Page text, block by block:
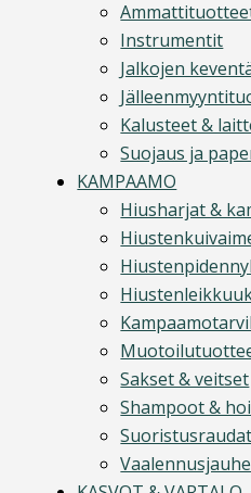
Instrumentit
Jalkojen
Kalusteet &
Suojaus ja
KAMPAAMO
Hiusharjat &
Sakset & veitset
Shampoot &